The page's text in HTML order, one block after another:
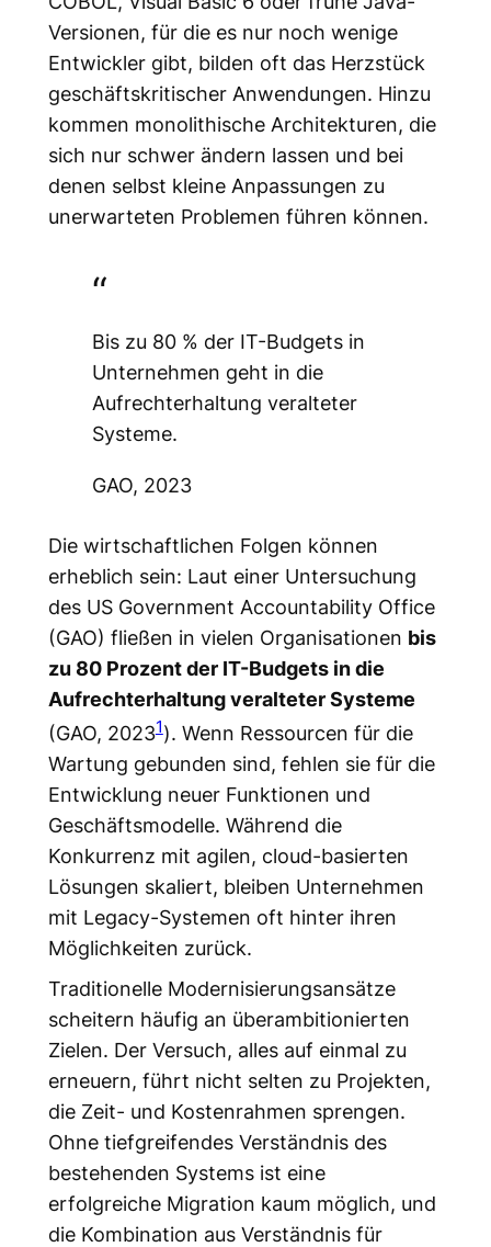
Versionen, für die es nur noch wenige
Entwickler gibt, bilden oft das Herzstück
geschäftskritischer Anwendungen. Hinzu
kommen monolithische Architekturen, die
sich nur schwer ändern lassen und bei
denen selbst kleine Anpassungen zu
unerwarteten Problemen führen können.
Bis zu 80 % der IT-Budgets in
Unternehmen geht in die
Aufrechterhaltung veralteter
Systeme.
GAO, 2023
Die wirtschaftlichen Folgen können
erheblich sein: Laut einer Untersuchung
des US Government Accountability Office
(GAO) fließen in vielen Organisationen bis
zu 80 Prozent der IT-Budgets in die
Aufrechterhaltung veralteter Systeme
(GAO, 20231). Wenn Ressourcen für die
Wartung gebunden sind, fehlen sie für die
Entwicklung neuer Funktionen und
Geschäftsmodelle. Während die
Konkurrenz mit agilen, cloud-basierten
Lösungen skaliert, bleiben Unternehmen
mit Legacy-Systemen oft hinter ihren
Möglichkeiten zurück.
Traditionelle Modernisierungsansätze
scheitern häufig an überambitionierten
Zielen. Der Versuch, alles auf einmal zu
erneuern, führt nicht selten zu Projekten,
die Zeit- und Kostenrahmen sprengen.
Ohne tiefgreifendes Verständnis des
bestehenden Systems ist eine
erfolgreiche Migration kaum möglich, und
die Kombination aus Verständnis für